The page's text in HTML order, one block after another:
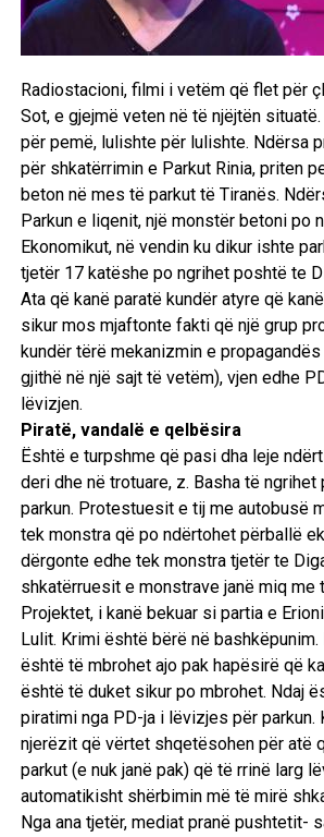
Radiostacioni, filmi i vetëm që flet për
Sot, e gjejmë veten në të njëjtën
për pemë, lulishte për lulishte. Ndërsa
për shkatërrimin e Parkut Rinia, priten
beton në mes të parkut të Tiranës.
Parkun e liqenit, një monstër betoni po
Ekonomikut, në vendin ku dikur ishte
tjetër 17 katëshe po ngrihet poshtë te
Ata që kanë paratë kundër atyre që
sikur mos mjaftonte fakti që një grup
kundër tërë mekanizmin e
gjithë në një sajt të vetëm), vjen edhe
lëvizjen.
Piratë, vandalë e qelbësira
Është e turpshme që pasi dha leje
deri dhe në trotuare, z. Basha të ngrihet
parkun. Protestuesit e tij me autobusë
tek monstra që po ndërtohet përballë
dërgonte edhe tek monstra tjetër te
shkatërruesit e monstrave janë miq me
Projektet, i kanë bekuar si partia e
Lulit. Krimi është bërë në bashkëpunim.
është të mbrohet ajo pak hapësirë që
është të duket sikur po mbrohet. Ndaj
piratimi nga PD-ja i lëvizjes për parkun.
njerëzit që vërtet shqetësohen për atë
parkut (e nuk janë pak) që të rrinë larg
automatikisht shërbimin më të mirë
Nga ana tjetër, mediat pranë pushtetit-